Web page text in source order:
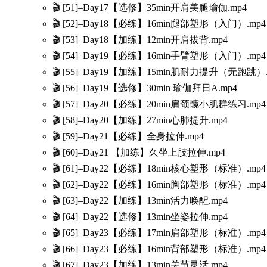
🎬 [51]–Day17【选修】35min开肩美腿瑜伽.mp4
🎬 [52]–Day18【必练】16min腿部塑形（入门）.mp4
🎬 [53]–Day18【加练】12min开肩拔背.mp4
🎬 [54]–Day19【必练】16min手臂塑形（入门）.mp4
🎬 [55]–Day19【加练】15min肌耐力提升（无跑跳）
🎬 [56]–Day19【选修】30min 瑜伽拜日A.mp4
🎬 [57]–Day20【必练】20min肩颈髋小肌群练习.mp4
🎬 [58]–Day20【加练】27min心肺提升.mp4
🎬 [59]–Day21【必练】全身拉伸.mp4
🎬 [60]–Day21 【加练】久坐上肢拉伸.mp4
🎬 [61]–Day22【必练】18min核心塑形（标准）.mp4
🎬 [62]–Day22【必练】16min胸部塑形（标准）.mp4
🎬 [63]–Day22【加练】13min活力唤醒.mp4
🎬 [64]–Day22【选修】13min坐姿拉伸.mp4
🎬 [65]–Day23【必练】17min肩部塑形（标准）.mp4
🎬 [66]–Day23【必练】16min背部塑形（标准）.mp4
🎬 [67]–Day23【加练】13min关节灵活.mp4